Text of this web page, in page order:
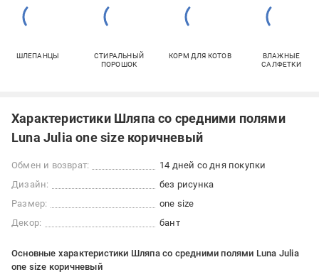
ШЛЕПАНЦЫ
СТИРАЛЬНЫЙ
ПОРОШОК
КОРМ ДЛЯ КОТОВ
ВЛАЖНЫЕ
САЛФЕТКИ
Характеристики Шляпа со средними полями
Luna Julia one size коричневый
Обмен и возврат:
14 дней со дня покупки
Дизайн:
без рисунка
Размер:
one size
Декор:
бант
Основные характеристики Шляпа со средними полями Luna Julia
one size коричневый